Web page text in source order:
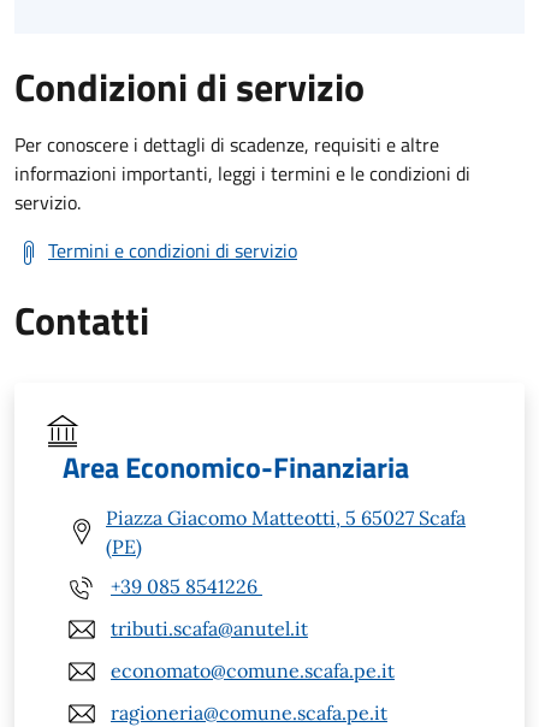
Condizioni di servizio
Per conoscere i dettagli di scadenze, requisiti e altre
informazioni importanti, leggi i termini e le condizioni di
servizio.
Termini e condizioni di servizio
Contatti
Area Economico-Finanziaria
Piazza Giacomo Matteotti, 5 65027 Scafa
(PE)
+39 085 8541226
tributi.scafa@anutel.it
economato@comune.scafa.pe.it
ragioneria@comune.scafa.pe.it